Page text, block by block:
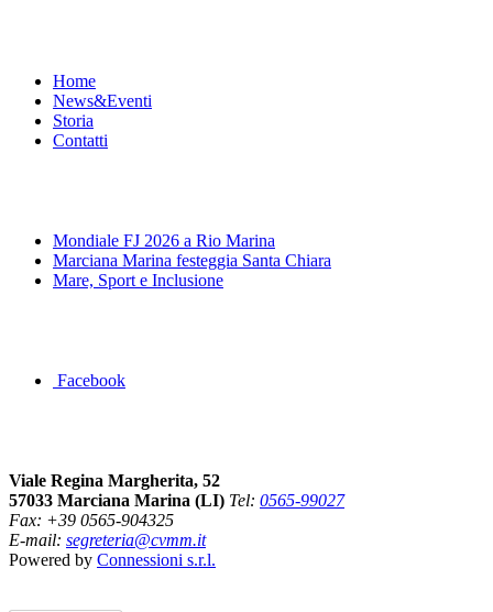
Home
News&Eventi
Storia
Contatti
Mondiale FJ 2026 a Rio Marina
Marciana Marina festeggia Santa Chiara
Mare, Sport e Inclusione
Facebook
Viale Regina Margherita, 52
57033 Marciana Marina (LI) Tel: 0565-99027
Fax: +39 0565-904325
E-mail: segreteria@cvmm.it
Powered by Connessioni s.r.l.